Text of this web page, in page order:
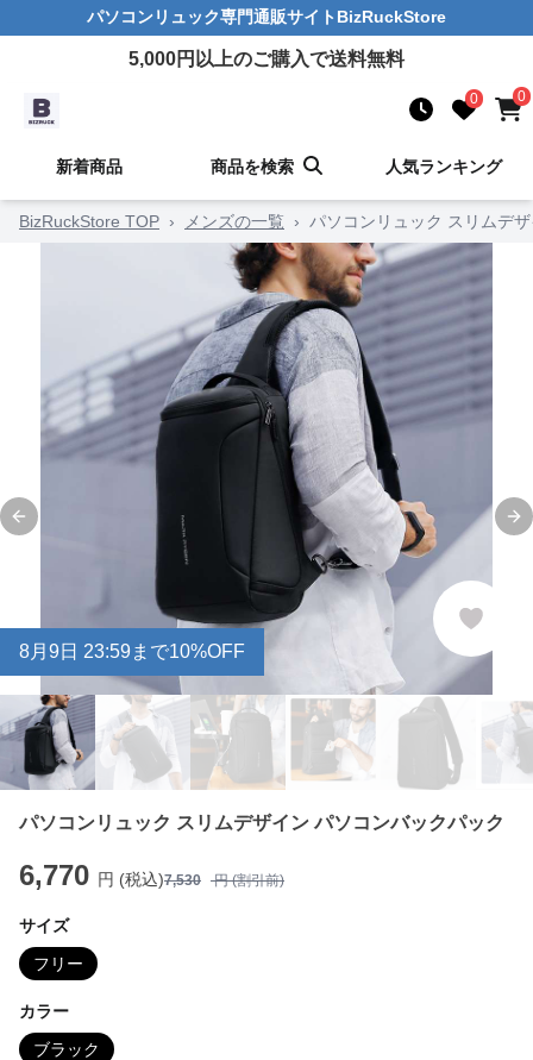
パソコンリュック専門通販サイト BizRuckStore
5,000円以上のご購入で送料無料
0 0
新着商品 商品を検索 人気ランキング
BizRuckStore TOP › メンズの一覧 › パソコンリュック スリムデ
Previous slide
8月 9 日 23:59まで10%OFF
パソコンリュック スリムデザイン パソコンバックパック
6,770 円 (税込)7,530 円 (割引前)
サイズ
フリー
カラー
ブラック